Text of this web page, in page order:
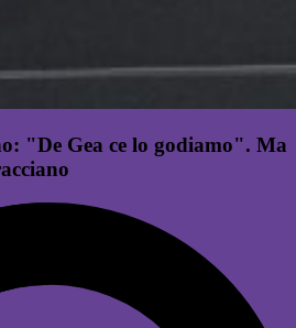
"De Gea ce lo godiamo". Ma